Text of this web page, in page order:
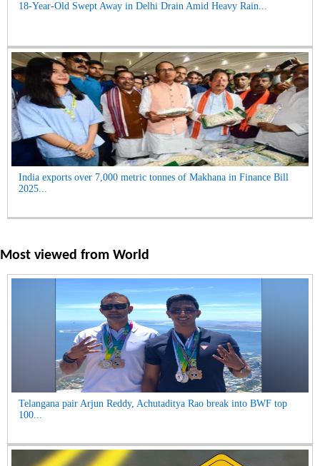
18-Year-Old Swept Away in Delhi Drain Amid Heavy Rain...
India exports over 7,000 metric tonnes of Makhana in Finance Bill
2025...
Most viewed from World
Telangana pair Arjun Reddy, Achutaditya Rao break into BWF top
100...